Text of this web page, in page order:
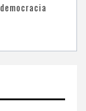
democracia